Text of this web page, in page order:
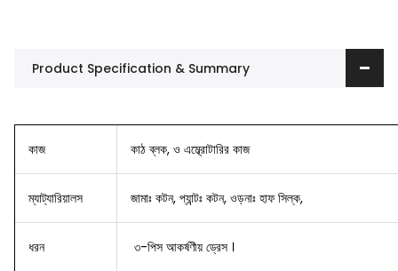
Product Specification & Summary
কাজ কাঠ ব্লক, ও এম্ব্রোটারির কাজ
ম্যাট্যারিয়ালস জামাঃ কটন, প্যান্টঃ কটন, ওড়নাঃ হাফ সিল্ক,
ধরন ৩-পিস আকর্ষণীয় ড্রেস ।